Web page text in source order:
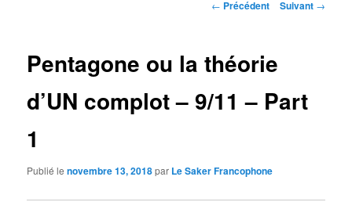
Navigation
← Précédent Suivant →
Pentagone ou la théorie
d’UN complot – 9/11 – Part
1
Publié lenovembre 13, 2018par Le Saker Francophone